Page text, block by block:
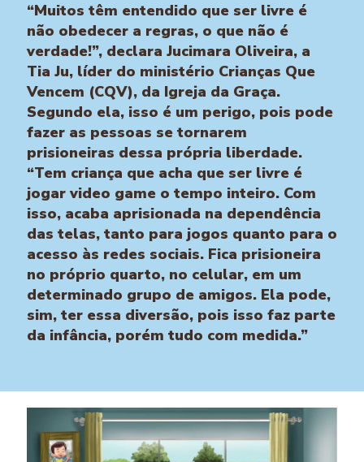
“Muitos têm entendido que ser livre é
não obedecer a regras, o que não é
verdade!”, declara Jucimara Oliveira, a
Tia Ju, líder do ministério Crianças Que
Vencem (CQV), da Igreja da Graça.
Segundo ela, isso é um perigo, pois pode
fazer as pessoas se tornarem
prisioneiras dessa própria liberdade.
“Tem criança que acha que ser livre é
jogar video game o tempo inteiro. Com
isso, acaba aprisionada na dependência
das telas, tanto para jogos quanto para o
acesso às redes sociais. Fica prisioneira
no próprio quarto, no celular, em um
determinado grupo de amigos. Ela pode,
sim, ter essa diversão, pois isso faz parte
da infância, porém tudo com medida.”